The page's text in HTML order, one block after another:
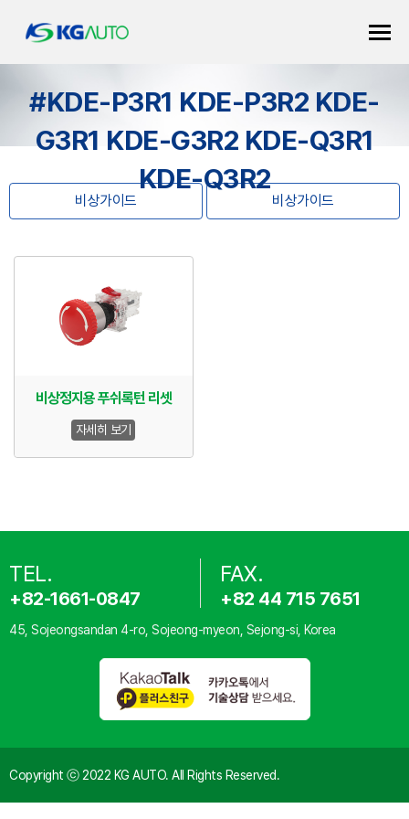
#KDE-P3R1 KDE-P3R2 KDE-
G3R1 KDE-G3R2 KDE-Q3R1
KDE-Q3R2
비상가이드 비상가이드
비상정지용 푸쉬록턴 리셋
자세히 보기
TEL.
+82-1661-0847
FAX.
+82 44 715 7651
45, Sojeongsandan 4-ro, Sojeong-myeon, Sejong-si, Korea
Copyright ⓒ 2022 KG AUTO. All Rights Reserved.